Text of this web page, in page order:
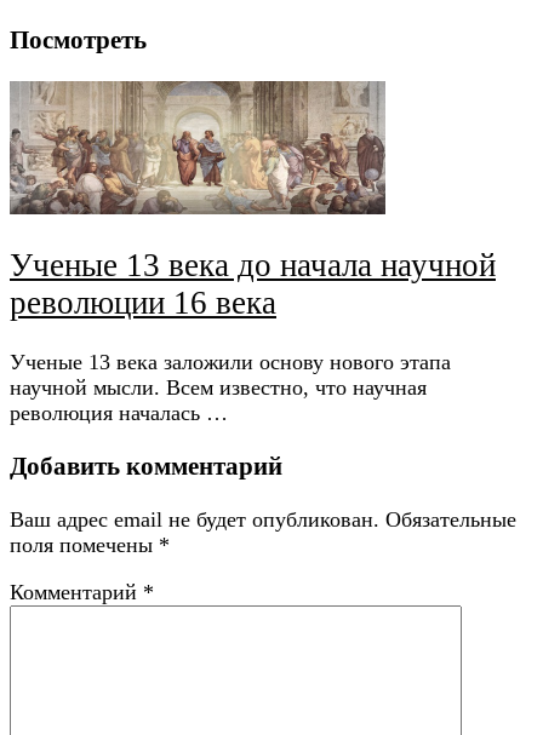
Посмотреть
Ученые 13 века до начала научной
революции 16 века
Ученые 13 века заложили основу нового этапа
научной мысли. Всем известно, что научная
революция началась …
Добавить комментарий
Ваш адрес email не будет опубликован. Обязательные
поля помечены *
Комментарий *